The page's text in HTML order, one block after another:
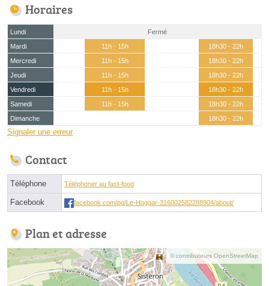
Horaires
Lundi
Fermé
Mardi
11h - 15h
18h30 - 22h
Mercredi
11h - 15h
18h30 - 22h
Jeudi
11h - 15h
18h30 - 22h
Vendredi
11h - 15h
18h30 - 22h
Samedi
11h - 15h
18h30 - 22h
Dimanche
18h30 - 22h
Signaler une erreur
Contact
Téléphone Téléphoner au fast-food
Facebook facebook.com/pg/Le-Hoggar-316002582288904/about/
Plan et adresse
© contributeurs OpenStreetMap